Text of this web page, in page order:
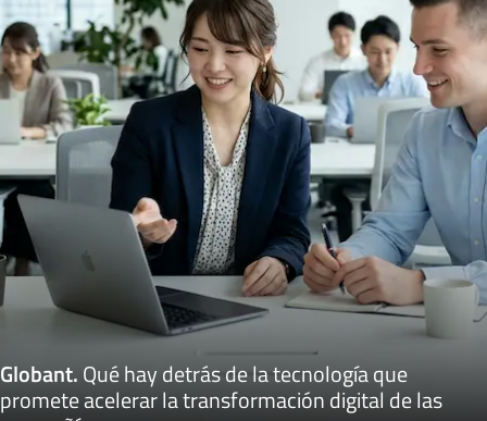
Globant.Qué hay detrás de la tecnología que
promete acelerar la transformación digital de las